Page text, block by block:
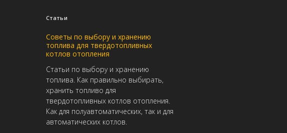
Статьи
Советы по выбору и хранению
топлива для твердотопливных
котлов отопления
Статьи по выбору и хранению
топлива. Как правильно выбирать,
хранить топливо для
твердотопливных котлов отопления.
Как для полуавтоматических, так и для
автоматических котлов.